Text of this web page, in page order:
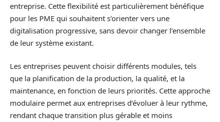
entreprise. Cette flexibilité est particulièrement bénéfique
pour les PME qui souhaitent s’orienter vers une
digitalisation progressive, sans devoir changer l’ensemble
de leur système existant.
Les entreprises peuvent choisir différents modules, tels
que la planification de la production, la qualité, et la
maintenance, en fonction de leurs priorités. Cette approche
modulaire permet aux entreprises d’évoluer à leur rythme,
rendant chaque transition plus gérable et moins